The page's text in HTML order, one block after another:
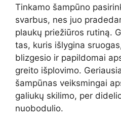
Tinkamo šampūno
svarbus, nes juo
plaukų priežiūros rutiną.
tas, kuris išlygina
blizgesio ir papildomai
greito išplovimo.
šampūnas veiksmingai
galiukų skilimo, per
nuobodulio.